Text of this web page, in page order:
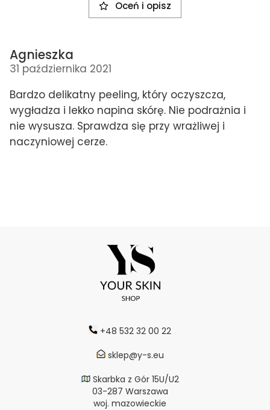
Oceń i opisz
Agnieszka
31 października 2021
Bardzo delikatny peeling, który oczyszcza,
wygładza i lekko napina skórę. Nie podrażnia i
nie wysusza. Sprawdza się przy wrażliwej i
naczyniowej cerze.
+48 532 32 00 22
sklep@y-s.eu
Skarbka z Gór 15U/U2
03-287 Warszawa
woj. mazowieckie